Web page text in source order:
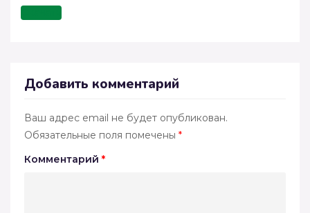
Добавить комментарий
Ваш адрес email не будет опубликован.
Обязательные поля помечены *
Комментарий *